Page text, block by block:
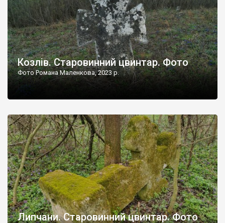
Козлів. Старовинний цвинтар. Фото
Фото Романа Маленкова, 2023 р.
Липчани. Старовинний цвинтар. Фото